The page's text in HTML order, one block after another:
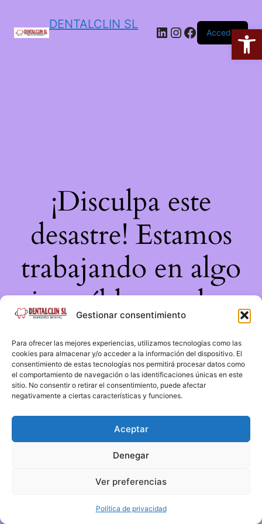
Gestionar consentimiento
Para ofrecer las mejores experiencias, utilizamos tecnologías como las
cookies para almacenar y/o acceder a la información del dispositivo. El
consentimiento de estas tecnologías nos permitirá procesar datos como
el comportamiento de navegación o las identificaciones únicas en este
sitio. No consentir o retirar el consentimiento, puede afectar
negativamente a ciertas características y funciones.
Aceptar
Denegar
Ver preferencias
Política de privacidad
DENTALCLIN SL
Acceder
¡Disculpa este
desastre! Estamos
trabajando en algo
increíble, ¡vuelve
pronto!